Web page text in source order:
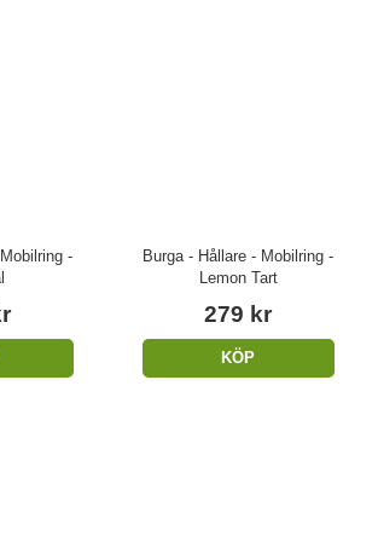
-
Burga - Hållare - Mobilring -
Lemon Tart
279 kr
KÖP